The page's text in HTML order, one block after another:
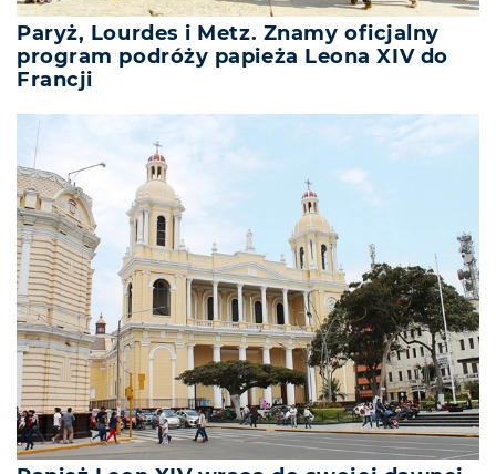
Paryż, Lourdes i Metz. Znamy oficjalny
program podróży papieża Leona XIV do
Francji